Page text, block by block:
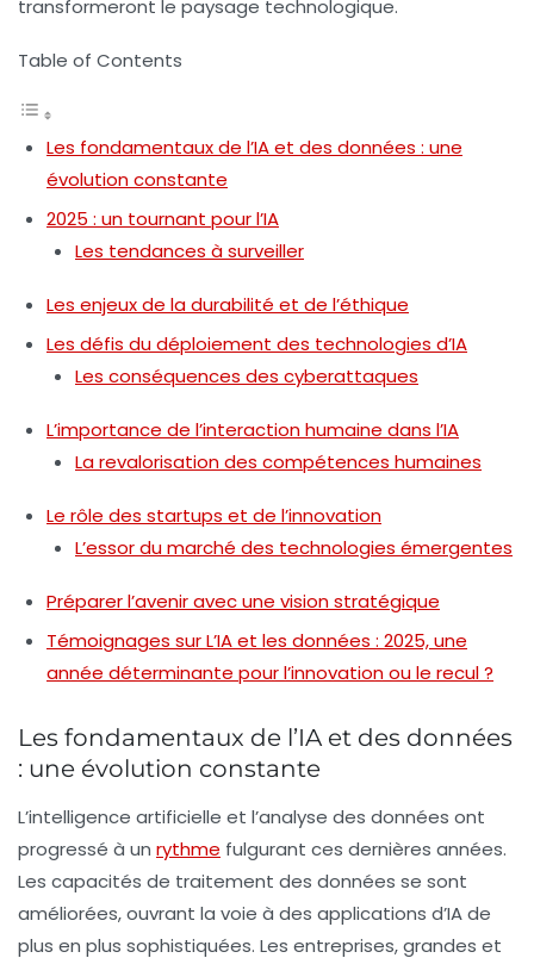
transformeront le paysage technologique.
Table of Contents
Les fondamentaux de l’IA et des données : une
évolution constante
2025 : un tournant pour l’IA
Les tendances à surveiller
Les enjeux de la durabilité et de l’éthique
Les défis du déploiement des technologies d’IA
Les conséquences des cyberattaques
L’importance de l’interaction humaine dans l’IA
La revalorisation des compétences humaines
Le rôle des startups et de l’innovation
L’essor du marché des technologies émergentes
Préparer l’avenir avec une vision stratégique
Témoignages sur L’IA et les données : 2025, une
année déterminante pour l’innovation ou le recul ?
Les fondamentaux de l’IA et des données
: une évolution constante
L’intelligence artificielle et l’analyse des données ont
progressé à un rythme fulgurant ces dernières années.
Les capacités de traitement des données se sont
améliorées, ouvrant la voie à des applications d’IA de
plus en plus sophistiquées. Les entreprises, grandes et